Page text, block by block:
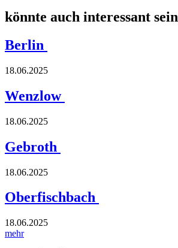
könnte auch interessant sein
Berlin
18.06.2025
Wenzlow
18.06.2025
Gebroth
18.06.2025
Oberfischbach
18.06.2025
mehr